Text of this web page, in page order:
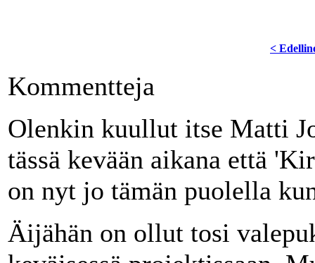
<
Kommentteja
Olenkin kuullut itse Matti
tässä kevään aikana että
on nyt jo tämän puolella
Äijähän on ollut tosi